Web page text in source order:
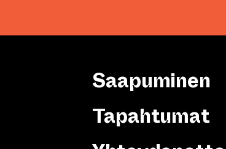
Saapuminen
Tapahtumat